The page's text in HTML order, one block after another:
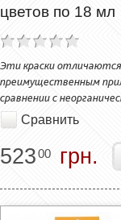
цветов по 18 мл
Эти краски
преимущественным
сравнении с
Сравнить
52300 грн.